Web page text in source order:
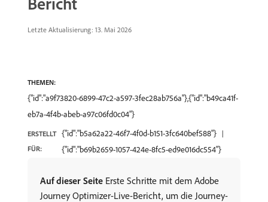
Letzte Aktualisierung: 13. Mai 2026
THEMEN:
{"id":"a9f73820-6899-47c2-a597-3fec28ab756a"},{"id":"b49ca41f-
eb7a-4f4b-abeb-a97c06fd0c04"}
ERSTELLT
FÜR:
{"id":"b5a62a22-46f7-4f0d-b151-3fc640bef588"}
{"id":"b69b2659-1057-424e-8fc5-ed9e016dc554"}
Auf dieser Seite Erste Schritte mit dem Adobe
Journey Optimizer-Live-Bericht, um die Journey-